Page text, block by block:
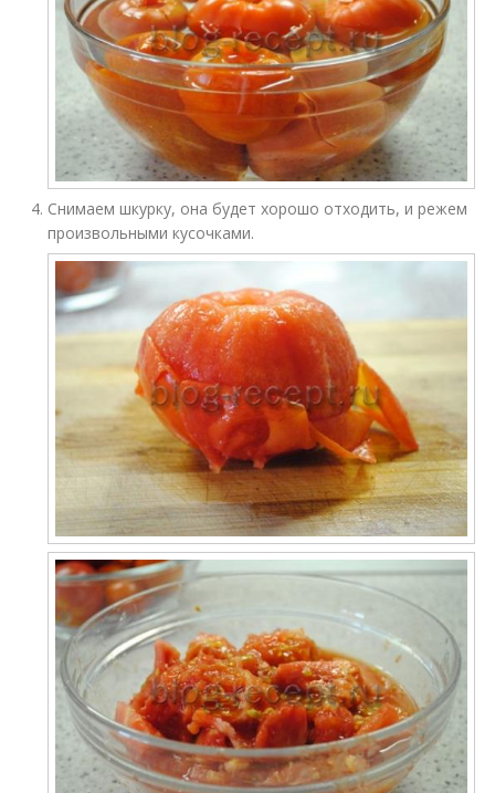
Снимаем шкурку, она будет хорошо отходить, и режем
произвольными кусочками.